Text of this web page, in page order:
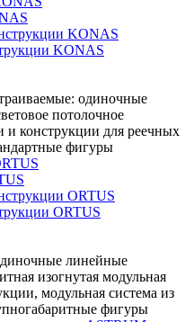
KONAS
одиночные
потолочное
и конструкции для реечных
фигуры
ORTUS
линейные
изогнутая модульная
модульная система из
фигуры